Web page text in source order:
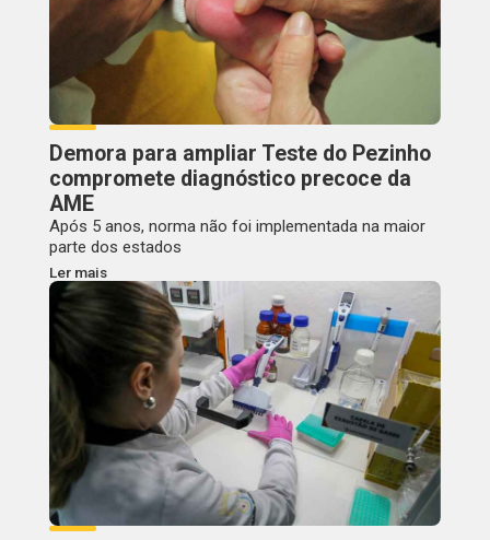
Demora para ampliar Teste do Pezinho
compromete diagnóstico precoce da
AME
Após 5 anos, norma não foi implementada na maior
parte dos estados
Ler mais